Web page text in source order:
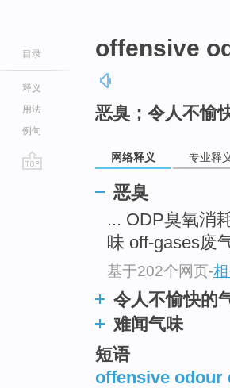
目录
释义
用法
例句
offensive
恶臭；令人不愉
网络释义 专业释
恶臭
... ODP臭氧消
味 off-gases废
基于202个网页-
令人不愉快的
难闻气味
短语
offensive odour